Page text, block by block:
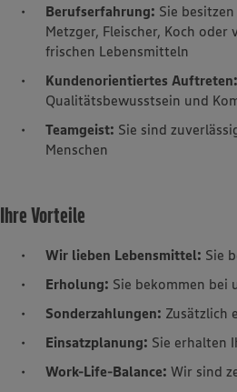
Berufserfahrung: Sie
Metzger, Fleischer, Koch
frischen Lebensmitteln
Kundenorientiertes Auftreten:
Qualitätsbewusstsein und
Teamgeist: Sie sind
Menschen
Ihre Vorteile
Wir lieben Lebensmittel: Sie
Erholung: Sie bekommen bei
Sonderzahlungen: Zusätzlich
Einsatzplanung: Sie erhalten
Work-Life-Balance: Wir sind